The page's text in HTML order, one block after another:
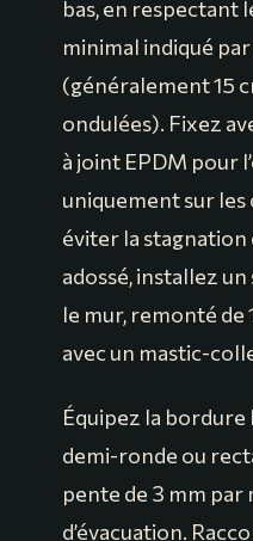
bas, en respectant
minimal indiqué
(généralement 15
ondulées). Fixez
à joint EPDM pour
uniquement sur
éviter la stagnation
adossé, installez
le mur, remonté de
avec un mastic-
Équipez la bordure
demi-ronde ou
pente de 3 mm
d’évacuation.